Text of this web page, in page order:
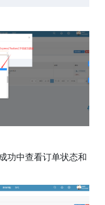
功中查看订单状态和